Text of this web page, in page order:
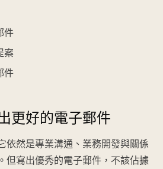
件
案
件
更好的電子郵件
依然是專業溝通、業務開發與關係
但寫出優秀的電子郵件，不該佔據